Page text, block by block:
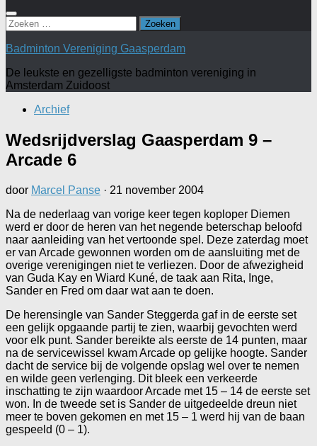
Zoeken
naar:
Badminton Vereniging Gaasperdam
De leukste en gezelligste badminton vereniging in
Amsterdam Zuidoost
Archief
Wedsrijdverslag Gaasperdam 9 –
Arcade 6
door Marcel Panse · 21 november 2004
Na de nederlaag van vorige keer tegen koploper Diemen
werd er door de heren van het negende beterschap beloofd
naar aanleiding van het vertoonde spel. Deze zaterdag moet
er van Arcade gewonnen worden om de aansluiting met de
overige verenigingen niet te verliezen. Door de afwezigheid
van Guda Kay en Wiard Kuné, de taak aan Rita, Inge,
Sander en Fred om daar wat aan te doen.
De herensingle van Sander Steggerda gaf in de eerste set
een gelijk opgaande partij te zien, waarbij gevochten werd
voor elk punt. Sander bereikte als eerste de 14 punten, maar
na de servicewissel kwam Arcade op gelijke hoogte. Sander
dacht de service bij de volgende opslag wel over te nemen
en wilde geen verlenging. Dit bleek een verkeerde
inschatting te zijn waardoor Arcade met 15 – 14 de eerste set
won. In de tweede set is Sander de uitgedeelde dreun niet
meer te boven gekomen en met 15 – 1 werd hij van de baan
gespeeld (0 – 1).